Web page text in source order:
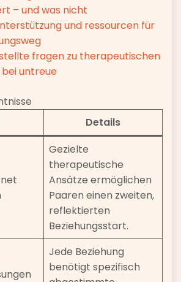
– und was nicht
und ressourcen für
fragen zu therapeutischen
untreue
Details
Gezielte
therapeutische
Ansätze ermöglichen
Paaren einen zweiten,
reflektierten
Beziehungsstart.
Jede Beziehung
benötigt spezifisch